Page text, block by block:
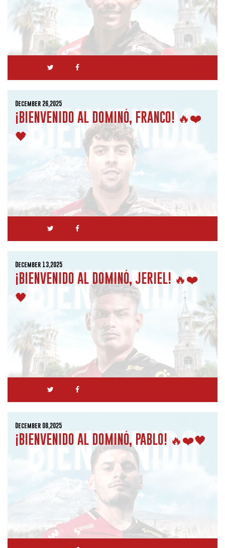
December 26,2025
¡BIENVENIDO AL DOMINÓ, FRANCO! 🔥❤️
🖤
December 13,2025
¡BIENVENIDO AL DOMINÓ, JERIEL! 🔥❤️
🖤
December 08,2025
¡BIENVENIDO AL DOMINÓ, PABLO! 🔥❤️🖤